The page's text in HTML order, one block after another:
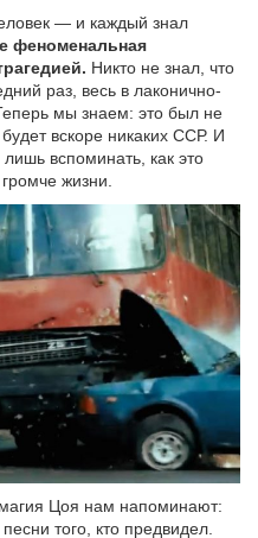
— и каждый знал
феноменальная
Никто не знал, что
раз, весь в лаконично-
мы знаем: это был не
вскоре никаких ССР. И
вспоминать, как это
жизни.
Цоя нам напоминают:
того, кто предвидел.